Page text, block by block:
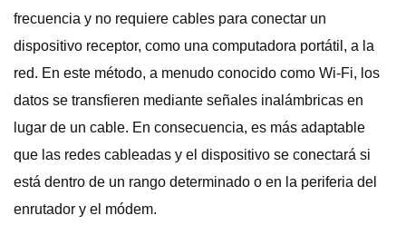
frecuencia y no requiere cables para conectar un
dispositivo receptor, como una computadora portátil, a la
red. En este método, a menudo conocido como Wi-Fi, los
datos se transfieren mediante señales inalámbricas en
lugar de un cable. En consecuencia, es más adaptable
que las redes cableadas y el dispositivo se conectará si
está dentro de un rango determinado o en la periferia del
enrutador y el módem.